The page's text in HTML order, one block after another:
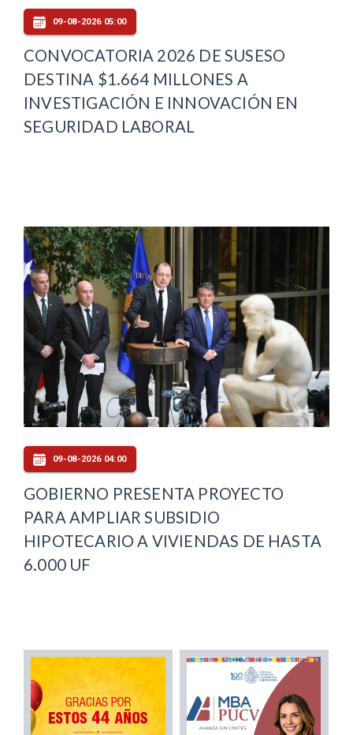
09-08-2026 05:00
CONVOCATORIA 2026 DE SUSESO
DESTINA $1.664 MILLONES A
INVESTIGACIÓN E INNOVACIÓN EN
SEGURIDAD LABORAL
09-08-2026 04:00
GOBIERNO PRESENTA PROYECTO
PARA AMPLIAR SUBSIDIO
HIPOTECARIO A VIVIENDAS DE HASTA
6.000 UF